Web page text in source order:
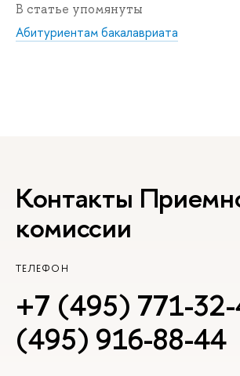
В статье упомянуты
Абитуриентам бакалавриата
Контакты
комиссии
ТЕЛЕФОН
+7 (495) 771-
(495) 916-88-44